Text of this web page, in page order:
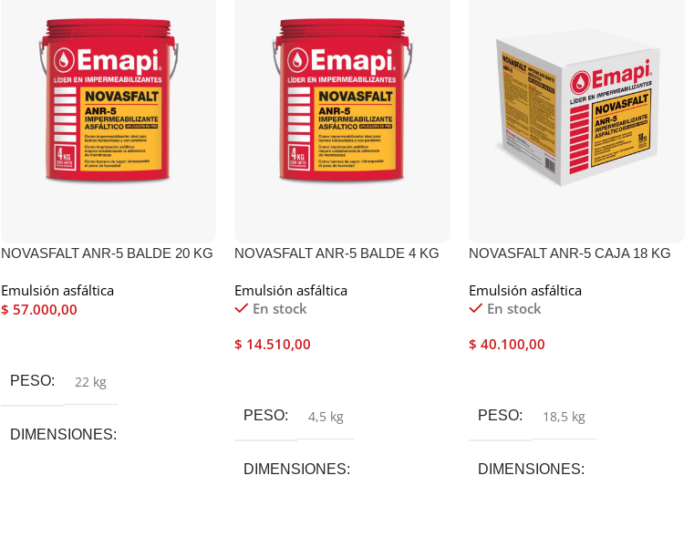
NOVASFALT ANR-5 BALDE 20 KG
Emulsión asfáltica
$ 57.000,00
PESO 22 kg
DIMENSIONES
NOVASFALT ANR-5 BALDE 4 KG
Emulsión asfáltica
En stock
$ 14.510,00
PESO 4,5 kg
DIMENSIONES
NOVASFALT ANR-5 CAJA 18 KG
Emulsión asfáltica
En stock
$ 40.100,00
PESO 18,5 kg
DIMENSIONES